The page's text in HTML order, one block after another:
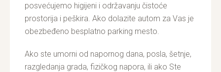
posvećujemo higijeni i održavanju čistoće
prostorija i peškira. Ako dolazite autom za Vas je
obezbeđeno besplatno parking mesto.
Ako ste umorni od napornog dana, posla, šetnje,
razgledanja grada, fizičkog napora, ili ako Ste